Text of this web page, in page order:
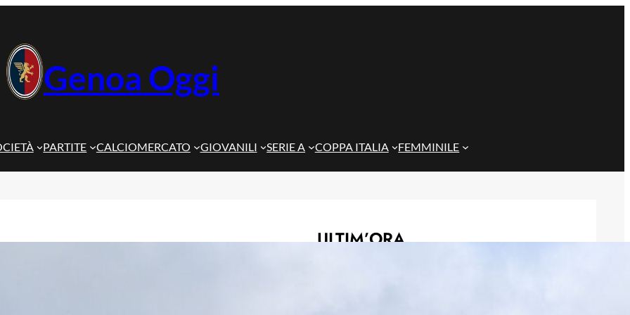
Genoa Oggi
PARTITE CALCIOMERCATO GIOVANILI SERIE A COPPA ITALIA FEMMINILE
ULTIM’ORA